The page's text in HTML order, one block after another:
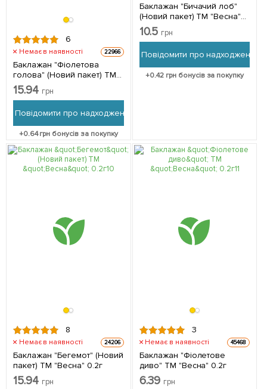
6
Немає в наявності 22966
Баклажан "Фіолетова
голова" (Новий пакет) ТМ
"Весна" 0.2г
15.94 грн
Повідомити про надходження
+0.64грн бонусів за покупку
Баклажан "Бичачий лоб"
(Новий пакет) ТМ "Весна"
0.2г
10.5 грн
Повідомити про надходження
+0.42грн бонусів за покупку
8
Немає в наявності 24206
Баклажан "Бегемот" (Новий
пакет) ТМ "Весна" 0.2г
15.94 грн
3
Немає в наявності 45468
Баклажан "Фіолетове
диво" ТМ "Весна" 0.2г
6.39 грн